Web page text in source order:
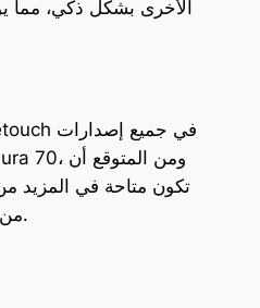
الأخرى بشكل ذكي، مما
تكون متاحة في المزيد
من خلال التحديثات القادمة.